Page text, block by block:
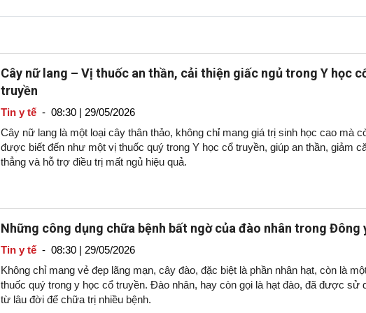
Cây nữ lang – Vị thuốc an thần, cải thiện giấc ngủ trong Y học
truyền
Tin y tế- 08:30 | 29/05/2026
Cây nữ lang là một loại cây thân thảo, không chỉ mang giá trị sinh học cao mà
được biết đến như một vị thuốc quý trong Y học cổ truyền, giúp an thần, giảm
thẳng và hỗ trợ điều trị mất ngủ hiệu quả.
Những công dụng chữa bệnh bất ngờ của đào nhân trong Đông
Tin y tế- 08:30 | 29/05/2026
Không chỉ mang vẻ đẹp lãng mạn, cây đào, đặc biệt là phần nhân hạt, còn là
thuốc quý trong y học cổ truyền. Đào nhân, hay còn gọi là hạt đào, đã được sử
từ lâu đời để chữa trị nhiều bệnh.